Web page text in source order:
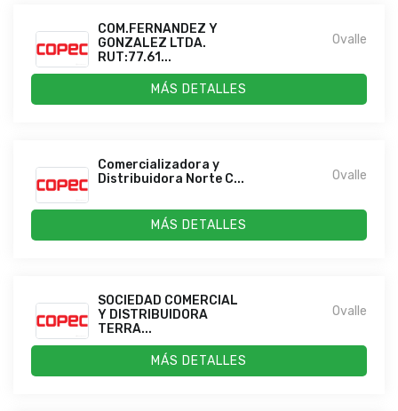
COM.FERNANDEZ Y
GONZALEZ LTDA.
RUT:77.61...
Ovalle
MÁS DETALLES
Comercializadora y
Distribuidora Norte C...
Ovalle
MÁS DETALLES
SOCIEDAD COMERCIAL
Y DISTRIBUIDORA
TERRA...
Ovalle
MÁS DETALLES